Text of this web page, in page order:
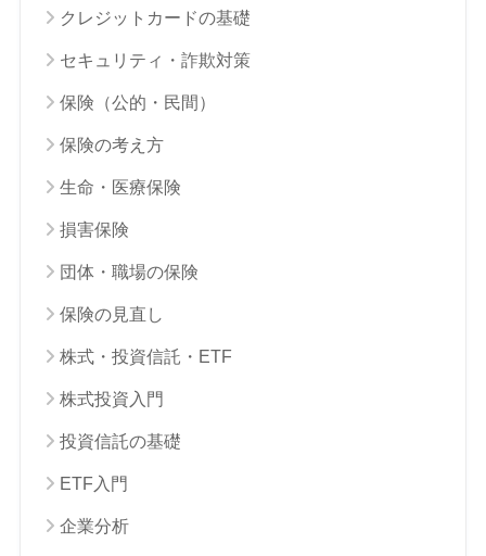
クレジットカードの基礎
セキュリティ・詐欺対策
保険（公的・民間）
保険の考え方
生命・医療保険
損害保険
団体・職場の保険
保険の見直し
株式・投資信託・ETF
株式投資入門
投資信託の基礎
ETF入門
企業分析